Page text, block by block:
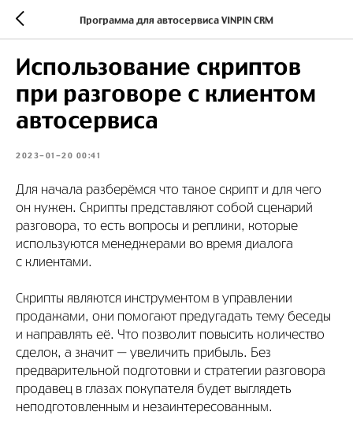
Программа для автосервиса VINPIN CRM
Использование скриптов
при разговоре с клиентом
автосервиса
2023-01-20 00:41
Для начала разберёмся что такое скрипт и для чего
он нужен. Скрипты представляют собой сценарий
разговора, то есть вопросы и реплики, которые
используются менеджерами во время диалога
с клиентами.
Скрипты являются инструментом в управлении
продажами, они помогают предугадать тему беседы
и направлять её. Что позволит повысить количество
сделок, а значит — увеличить прибыль. Без
предварительной подготовки и стратегии разговора
продавец в глазах покупателя будет выглядеть
неподготовленным и незаинтересованным.